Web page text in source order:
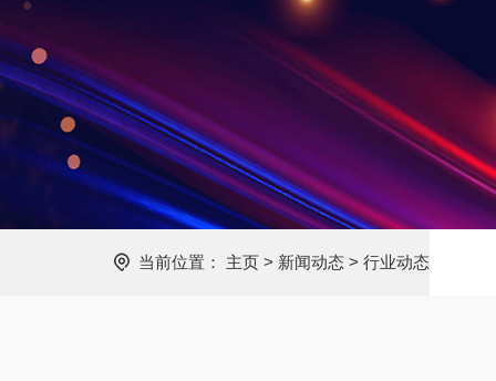
当前位置： 主页 > 新闻动态 > 行业动态